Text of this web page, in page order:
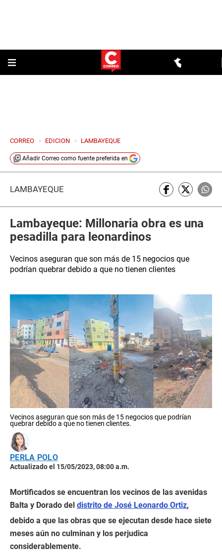
CORREO > EDICION > LAMBAYEQUE
Añadir Correo como fuente preferida en
LAMBAYEQUE
Lambayeque: Millonaria obra es una
pesadilla para leonardinos
Vecinos aseguran que son más de 15 negocios que
podrían quebrar debido a que no tienen clientes
Vecinos aseguran que son más de 15 negocios que podrían
quebrar debido a que no tienen clientes.
PERLA POLO
Actualizado el 15/05/2023, 08:00 a.m.
Mortificados se encuentran los vecinos de las avenidas
Balta y Dorado del distrito de José Leonardo Ortiz,
debido a que las obras que se ejecutan desde hace siete
meses aún no culminan y los perjudica
considerablemente.